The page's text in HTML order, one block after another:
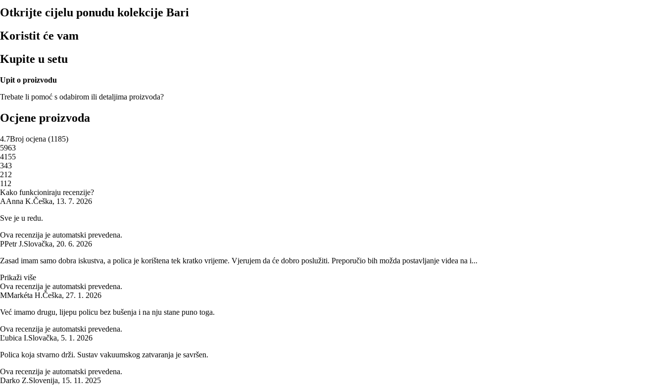
Otkrijte cijelu ponudu kolekcije Bari
Koristit će vam
Kupite u setu
Upit o proizvodu
Trebate li pomoć s odabirom ili detaljima proizvoda?
Ocjene proizvoda
4.7Broj ocjena (1185)
5963
4155
343
212
112
Kako funkcioniraju recenzije?
AAnna K.Češka, 13. 7. 2026
Sve je u redu.
Ova recenzija je automatski prevedena.
PPetr J.Slovačka, 20. 6. 2026
Zasad imam samo dobra iskustva, a polica je korištena tek kratko vrijeme. Vjerujem da će dobro poslužiti. Preporučio bih možda postavljanje videa na i...
Prikaži više
Ova recenzija je automatski prevedena.
MMarkéta H.Češka, 27. 1. 2026
Već imamo drugu, lijepu policu bez bušenja i na nju stane puno toga.
Ova recenzija je automatski prevedena.
Ľubica I.Slovačka, 5. 1. 2026
Polica koja stvarno drži. Sustav vakuumskog zatvaranja je savršen.
Ova recenzija je automatski prevedena.
Darko Z.Slovenija, 15. 11. 2025